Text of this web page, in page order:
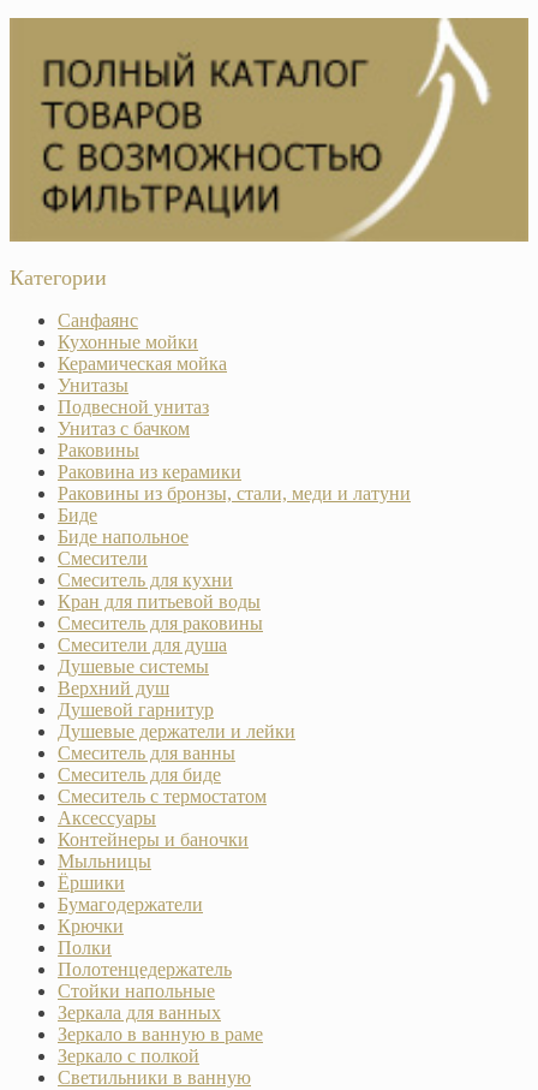
Категории
Санфаянс
Кухонные мойки
Керамическая мойка
Унитазы
Подвесной унитаз
Унитаз с бачком
Раковины
Раковина из керамики
Раковины из бронзы, стали, меди и латуни
Биде
Биде напольное
Смесители
Смеситель для кухни
Кран для питьевой воды
Смеситель для раковины
Смесители для душа
Душевые системы
Верхний душ
Душевой гарнитур
Душевые держатели и лейки
Смеситель для ванны
Смеситель для биде
Смеситель с термостатом
Аксессуары
Контейнеры и баночки
Мыльницы
Ёршики
Бумагодержатели
Крючки
Полки
Полотенцедержатель
Стойки напольные
Зеркала для ванных
Зеркало в ванную в раме
Зеркало с полкой
Светильники в ванную